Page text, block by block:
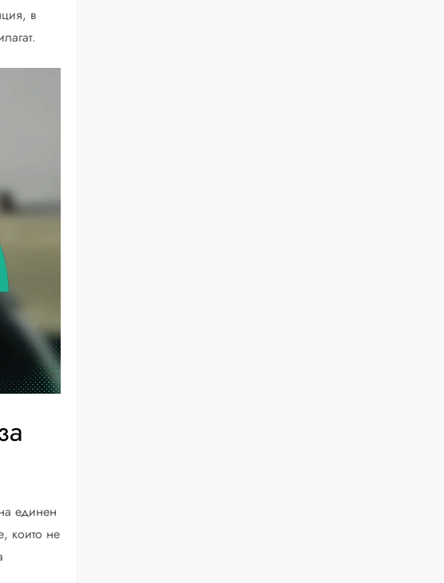
в
единен
които не